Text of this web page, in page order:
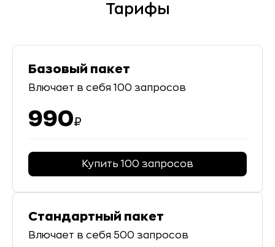
Тарифы
Базовый пакет
Влючает в себя100 запросов
990₽
Купить100 запросов
Стандартный пакет
Влючает в себя 500 запросов